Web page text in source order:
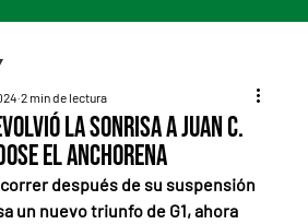
la sonrisa a Juan C.
el Anchorena
2 min de lectura
después de su suspensión
un nuevo triunfo de G1, ahora